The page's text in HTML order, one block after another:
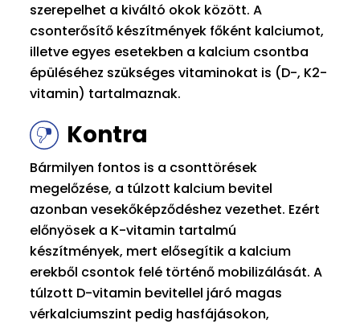
szerepelhet a kiváltó okok között. A
csonterősítő készítmények főként kalciumot,
illetve egyes esetekben a kalcium csontba
épüléséhez szükséges vitaminokat is (D-, K2-
vitamin) tartalmaznak.
Kontra
Bármilyen fontos is a csonttörések
megelőzése, a túlzott kalcium bevitel
azonban vesekőképződéshez vezethet. Ezért
előnyösek a K-vitamin tartalmú
készítmények, mert elősegítik a kalcium
erekből csontok felé történő mobilizálását. A
túlzott D-vitamin bevitellel járó magas
vérkalciumszint pedig hasfájásokon,